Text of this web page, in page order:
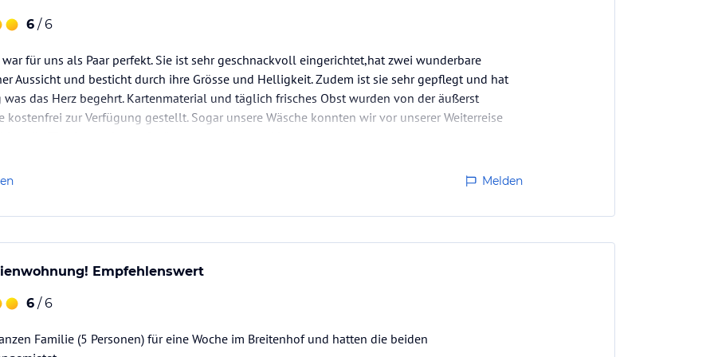
Gartenbänke und Laube sowie ein
qm groß und bietet als Ferienwohnung 2 bis
Sie im Garten oder am Balkon eine
Südtirol mit ihren herrlichen
wie die Landschaft. Wem‘s gefällt, für
auch ein idealer Ausgangsort für
6 / 6
für uns als Paar perfekt. Sie ist sehr geschnackvoll eingerichtet,hat zwei wunderbare
Aussicht und besticht durch ihre Grösse und Helligkeit. Zudem ist sie sehr gepflegt und hat
das Herz begehrt. Kartenmaterial und täglich frisches Obst wurden von der äußerst
zur Verfügung gestellt. Sogar unsere Wäsche konnten wir vor unserer Weiterreise
Melden
Empfehlenswert
6 / 6
Familie (5 Personen) für eine Woche im Breitenhof und hatten die beiden